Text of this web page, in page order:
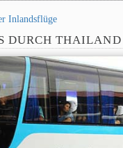
Inlandsflüge
DURCH THAILAND